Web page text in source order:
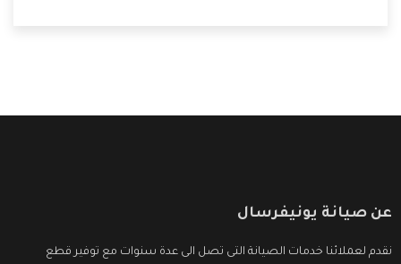
عن صيانة يونيفرسال
نقدم لعملائنا خدمات الصيانة التى تصل الى عدة سنوات مع توفير قطع